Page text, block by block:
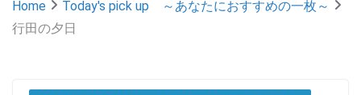
Home
Today's pick up ～あなたにおすすめの一枚～
行田の夕日